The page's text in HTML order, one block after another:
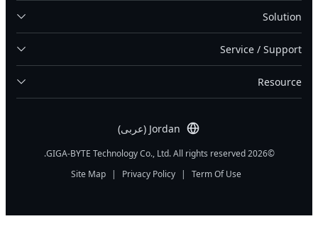
Jordan (عربى)
Solution
Service / Support
Resource
©2026 GIGA-BYTE Technology Co., Ltd. All rights reserved.
Term Of Use
Privacy Policy
Site Map